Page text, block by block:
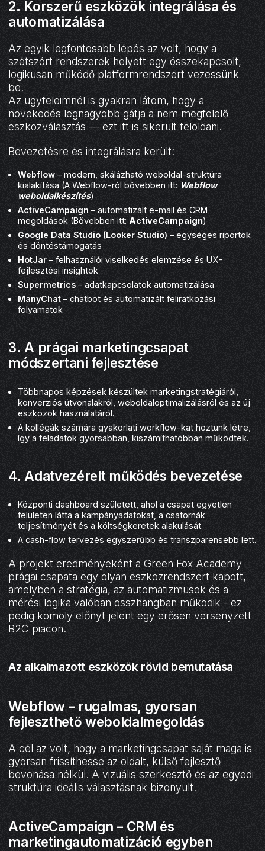
2. Korszerű eszközök integrálása és
automatizálása
Az egyik legfontosabb lépés az volt, hogy a
szétszórt rendszerek helyett egy összekapcsolt,
logikusan működő platformrendszert vezessünk
be.
Az ügyfeleimnél is gyakran látom, hogy a
növekedés legnagyobb gátja a nem megfelelő
eszközválasztás — ezt itt is sikerült feloldani.
Bevezetésre és integrálásra került:
Webflow – modern, skálázható weboldal-struktúra
kialakítása (A Webflow-ról bővebben itt: Webflow
weboldalkészítés)
ActiveCampaign – automatizált e-mail és CRM
megoldások (Bővebben itt: ActiveCampaign)
Google Data Studio (Looker Studio) – egységes riportok
és döntéstámogatás
HotJar – felhasználói viselkedés elemzése és UX-
fejlesztési insightok
Supermetrics – adatkapcsolatok automatizálása
ManyChat – chatbot és automatizált feliratkozási
folyamatok
3. A prágai marketingcsapat
módszertani fejlesztése
Többnapos képzések készültek marketingstratégiáról,
konverziós útvonalakról, weboldaloptimalizálásról és az új
eszközök használatáról.
A kollégák számára gyakorlati workflow-kat hoztunk létre,
így a feladatok gyorsabban, kiszámíthatóbban működtek.
4. Adatvezérelt működés bevezetése
Központi dashboard született, ahol a csapat egyetlen
felületen látta a kampányadatokat, a csatornák
teljesítményét és a költségkeretek alakulását.
A cash-flow tervezés egyszerűbb és transzparensebb lett.
A projekt eredményeként a Green Fox Academy
prágai csapata egy olyan eszközrendszert kapott,
amelyben a stratégia, az automatizmusok és a
mérési logika valóban összhangban működik - ez
pedig komoly előnyt jelent egy erősen versenyzett
B2C piacon.
Az alkalmazott eszközök rövid bemutatása
Webflow – rugalmas, gyorsan
fejleszthető weboldalmegoldás
A cél az volt, hogy a marketingcsapat saját maga is
gyorsan frissíthesse az oldalt, külső fejlesztő
bevonása nélkül. A vizuális szerkesztő és az egyedi
struktúra ideális választásnak bizonyult.
ActiveCampaign – CRM és
marketingautomatizáció egyben